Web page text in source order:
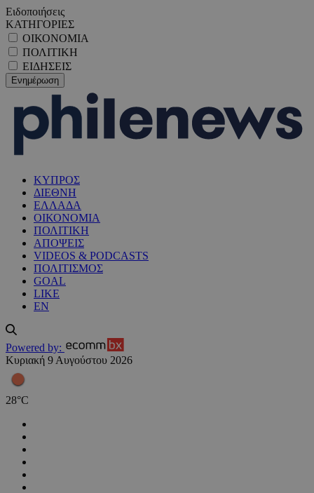
Ειδοποιήσεις
ΚΑΤΗΓΟΡΙΕΣ
ΟΙΚΟΝΟΜΙΑ
ΠΟΛΙΤΙΚΗ
ΕΙΔΗΣΕΙΣ
ΚΥΠΡΟΣ
ΔΙΕΘΝΗ
ΕΛΛΑΔΑ
ΟΙΚΟΝΟΜΙΑ
ΠΟΛΙΤΙΚΗ
ΑΠΟΨΕΙΣ
VIDEOS & PODCASTS
ΠΟΛΙΤΙΣΜΟΣ
GOAL
LIKE
EN
Powered by:
Κυριακή 9 Αυγούστου 2026
28°C